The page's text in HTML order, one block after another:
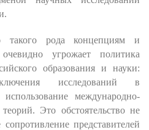
рода концепциям и
угрожает политика
образования и науки:
исследований в
международно-
Это обстоятельство не
представителей